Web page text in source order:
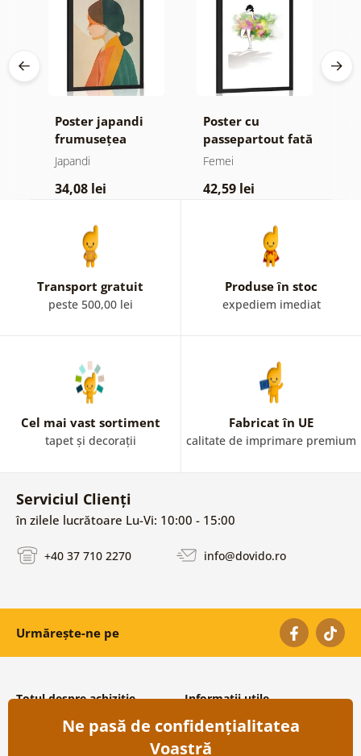
Poster japandi
frumusețea
femeii
Japandi
34,08 lei
Poster cu
passepartout fată
într-o rochie de
Femei
42,59 lei
Transport gratuit
peste 500,00 lei
Produse în stoc
expediem imediat
Cel mai vast sortiment
tapet și decorații
Fabricat în UE
calitate de imprimare premium
Serviciul Clienți
în zilele lucrătoare Lu-Vi: 10:00 - 15:00
+40 37 710 2270 info@dovido.ro
Urmărește-ne pe
Totul despre achiziție
Condiții și termeni generali
Protecția datelor personale
Informații utile
Despre noi
Întrebări frecvente
Ne pasă de confidențialitatea
Voastră